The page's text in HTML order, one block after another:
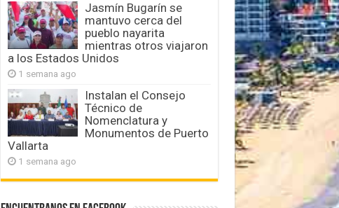
Jasmín Bugarín se
mantuvo cerca del
pueblo nayarita
mientras otros viajaron
a los Estados Unidos
1 semana ago
Instalan el Consejo
Técnico de
Nomenclatura y
Monumentos de Puerto
Vallarta
1 semana ago